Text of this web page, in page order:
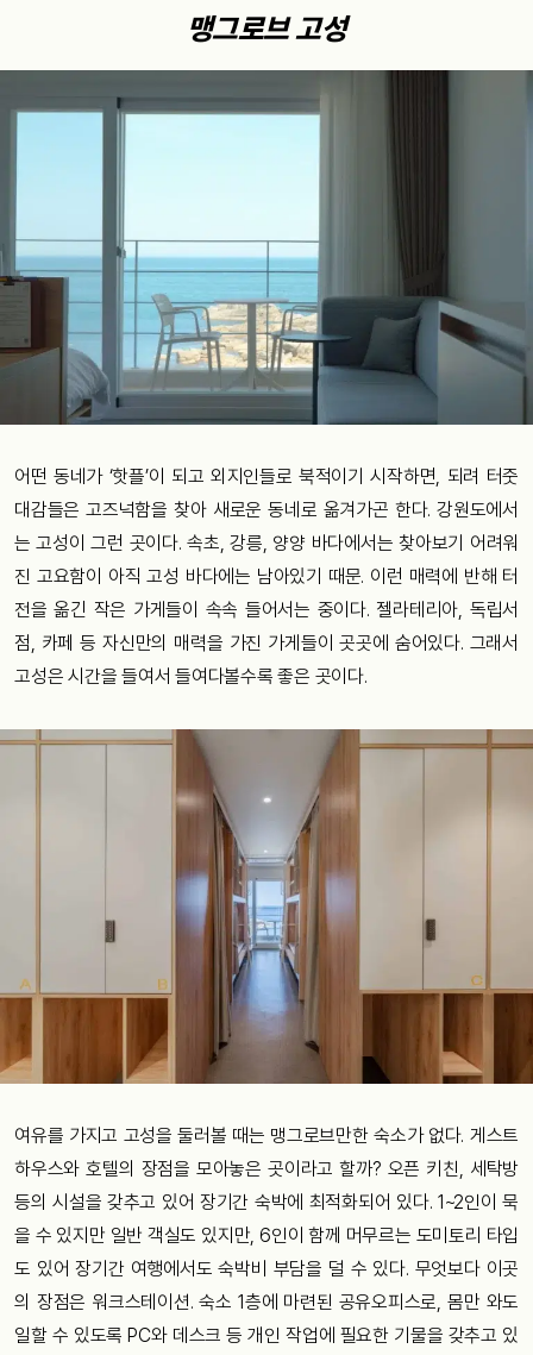
맹그로브 고성
어떤 동네가 ‘핫플’이 되고 외지인들로 북적이기 시작하면, 되려 터줏
대감들은 고즈넉함을 찾아 새로운 동네로 옮겨가곤 한다. 강원도에서
는 고성이 그런 곳이다. 속초, 강릉, 양양 바다에서는 찾아보기 어려워
진 고요함이 아직 고성 바다에는 남아있기 때문. 이런 매력에 반해 터
전을 옮긴 작은 가게들이 속속 들어서는 중이다. 젤라테리아, 독립서
점, 카페 등 자신만의 매력을 가진 가게들이 곳곳에 숨어있다. 그래서
고성은 시간을 들여서 들여다볼수록 좋은 곳이다.
여유를 가지고 고성을 둘러볼 때는 맹그로브만한 숙소가 없다. 게스트
하우스와 호텔의 장점을 모아놓은 곳이라고 할까? 오픈 키친, 세탁방
등의 시설을 갖추고 있어 장기간 숙박에 최적화되어 있다. 1~2인이 묵
을 수 있지만 일반 객실도 있지만, 6인이 함께 머무르는 도미토리 타입
도 있어 장기간 여행에서도 숙박비 부담을 덜 수 있다. 무엇보다 이곳
의 장점은 워크스테이션. 숙소 1층에 마련된 공유오피스로, 몸만 와도
일할 수 있도록 PC와 데스크 등 개인 작업에 필요한 기물을 갖추고 있